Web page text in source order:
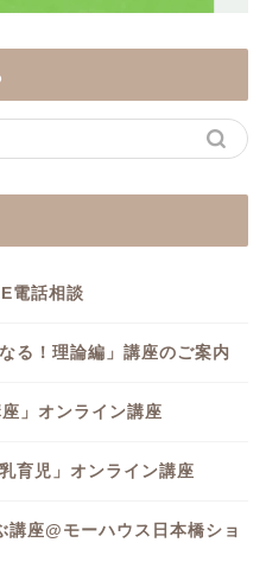
電話相談
る！理論編」講座のご案内
」オンライン講座
育児」オンライン講座
座@モーハウス日本橋ショ